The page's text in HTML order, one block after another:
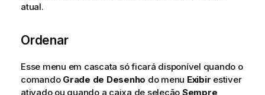
atual.
Ordenar
Esse menu em cascata só ficará disponível quando o
comando Grade de Desenho do menu Exibir estiver
ativado ou quando a caixa de seleção Sempre